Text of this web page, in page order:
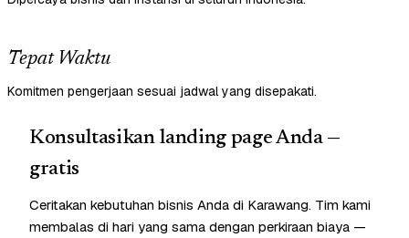
Tepat Waktu
Komitmen pengerjaan sesuai jadwal yang disepakati.
Konsultasikan landing page Anda —
gratis
Ceritakan kebutuhan bisnis Anda di Karawang. Tim kami
membalas di hari yang sama dengan perkiraan biaya —